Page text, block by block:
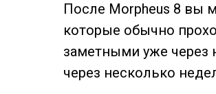
После Morpheus 8 вы
которые обычно
заметными уже через
через несколько